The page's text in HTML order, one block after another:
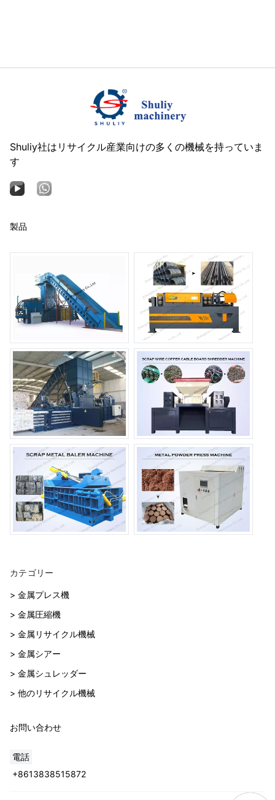
Shuliy社はリサイクル産業向けの多くの機械を持っていま
す
製品
カテゴリー
> 金属プレス機
> 金属圧縮機
> 金属リサイクル機械
> 金属シアー
> 金属シュレッダー
> 他のリサイクル機械
お問い合わせ
電話
+8613838515872